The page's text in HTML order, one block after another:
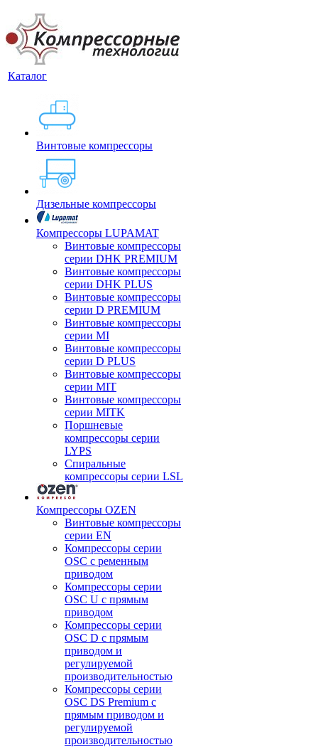
Каталог
Винтовые компрессоры
Дизельные компрессоры
Компрессоры LUPAMAT
Винтовые компрессоры
серии DHK PREMIUM
Винтовые компрессоры
серии DHK PLUS
Винтовые компрессоры
серии D PREMIUM
Винтовые компрессоры
серии MI
Винтовые компрессоры
серии D PLUS
Винтовые компрессоры
серии MIT
Винтовые компрессоры
серии MITK
Поршневые
компрессоры серии
LYPS
Спиральные
компрессоры серии LSL
Компрессоры OZEN
Винтовые компрессоры
серии EN
Компрессоры серии
OSC с ременным
приводом
Компрессоры серии
OSC U с прямым
приводом
Компрессоры серии
OSC D с прямым
приводом и
регулируемой
производительностью
Компрессоры серии
OSC DS Premium с
прямым приводом и
регулируемой
производительностью